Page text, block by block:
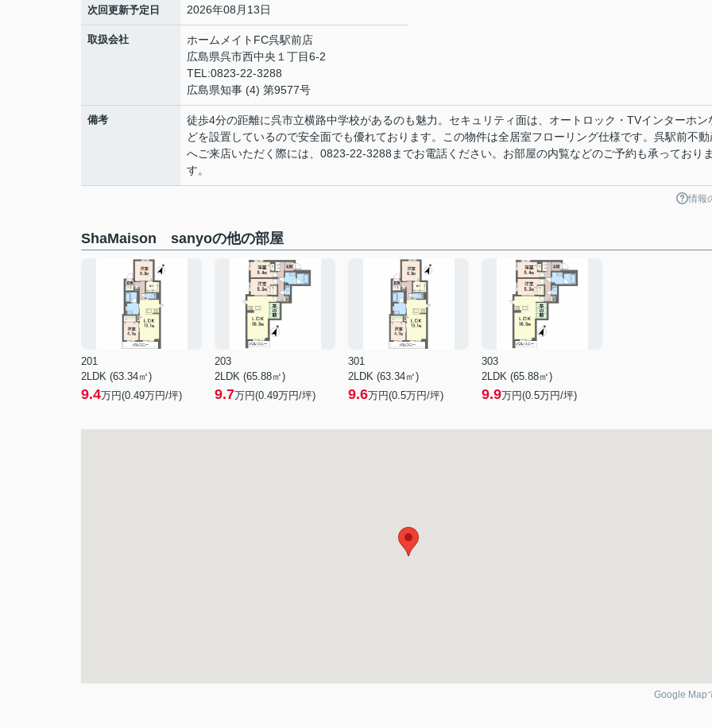
次回更新予定日 2026年08月13日
取扱会社
ホームメイトFC呉駅前店
広島県呉市西中央１丁目6-2
TEL:0823-22-3288
広島県知事 (4) 第9577号
備考
徒歩4分の距離に呉市立横路中学校があるのも魅力。セキュリティ面は、オートロック・TVインターホン
どを設置しているので安全面でも優れております。この物件は全居室フローリング仕様です。呉駅前不動
へご来店いただく際には、0823-22-3288までお電話ください。お部屋の内覧などのご予約も承っており
す。
情報
ShaMaison sanyoの他の部屋
201
2LDK (63.34㎡)
9.4万円(0.49万円/坪)
203
2LDK (65.88㎡)
9.7万円(0.49万円/坪)
301
2LDK (63.34㎡)
9.6万円(0.5万円/坪)
303
2LDK (65.88㎡)
9.9万円(0.5万円/坪)
Google Map